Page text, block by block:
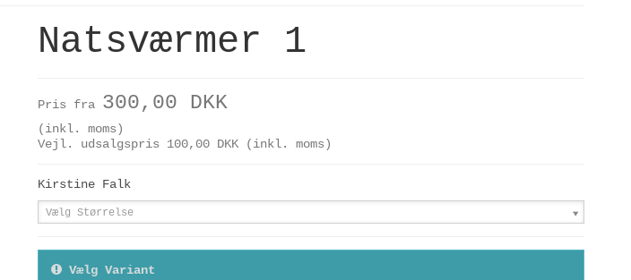
Natsværmer 1
Pris fra 300,00 DKK
(inkl. moms)
Vejl. udsalgspris 100,00 DKK
(inkl. moms)
Kirstine Falk
Vælg Størrelse
Vælg Variant